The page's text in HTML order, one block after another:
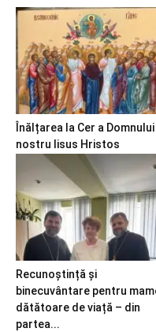
Înălțarea la Cer a Domnului
nostru Iisus Hristos
Recunoștință și
binecuvântare pentru
dătătoare de viață – din
partea...